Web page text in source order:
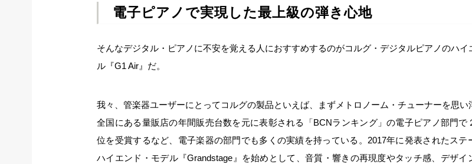
電子ピアノで実現した最上級の弾き心地
そんなデジタル・ピアノに不安を覚える人におすすめするのがコルグ・デジタルピアノのハイ
ル『G1 Air』だ。
我々、管楽器ユーザーにとってコルグの製品といえば、まずメトロノーム・チューナーを思い
全国にある量販店の年間販売台数を元に表彰される「BCNランキング」の電子ピアノ部門で
位を受賞するなど、電子楽器の部門でも多くの実績を持っている。2017年に発表されたステ
ハイエンド・モデル『Grandstage』を始めとして、音質・響きの再現度やタッチ感、デザイ